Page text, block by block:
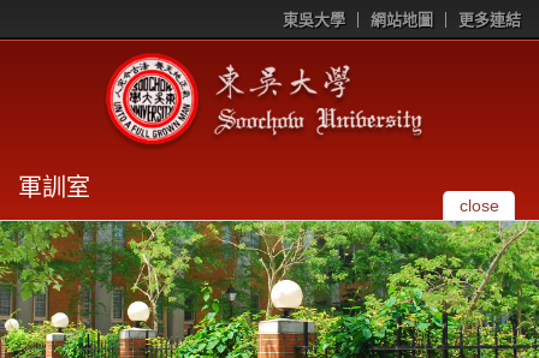
東吳大學 網站地圖 更多連結
軍訓室
close